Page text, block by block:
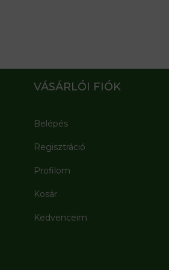
VÁSÁRLÓI FIÓK
Belépés
Regisztráció
Profilom
Kosár
Kedvenceim